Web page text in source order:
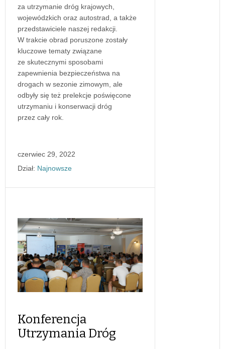
za utrzymanie dróg krajowych,
wojewódzkich oraz autostrad, a także
przedstawiciele naszej redakcji.
W trakcie obrad poruszone zostały
kluczowe tematy związane
ze skutecznymi sposobami
zapewnienia bezpieczeństwa na
drogach w sezonie zimowym, ale
odbyły się też prelekcje poświęcone
utrzymaniu i konserwacji dróg
przez cały rok.
czerwiec 29, 2022
Dział: Najnowsze
Konferencja
Utrzymania Dróg